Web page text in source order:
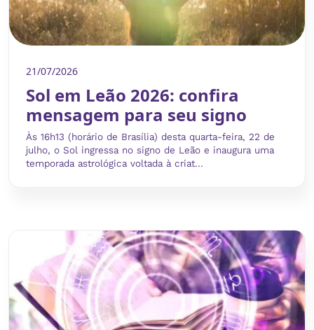
21/07/2026
Sol em Leão 2026: confira
mensagem para seu signo
Às 16h13 (horário de Brasília) desta quarta-feira, 22 de
julho, o Sol ingressa no signo de Leão e inaugura uma
temporada astrológica voltada à criat...